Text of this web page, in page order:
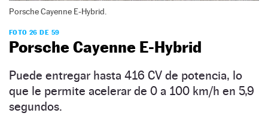
Porsche Cayenne E-Hybrid.
FOTO 26 DE 59
Porsche Cayenne E-Hybrid
Puede entregar hasta 416 CV de potencia, lo
que le permite acelerar de 0 a 100 km/h en 5,9
segundos.